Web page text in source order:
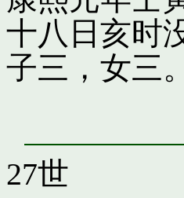
十八日亥时
子三，女三。
27世